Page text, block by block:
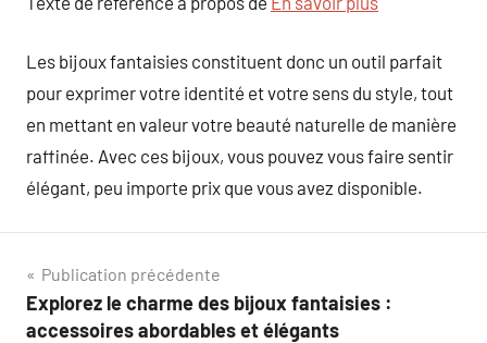
Les bijoux fantaisies constituent donc un outil parfait
pour exprimer votre identité et votre sens du style, tout
en mettant en valeur votre beauté naturelle de manière
raffinée. Avec ces bijoux, vous pouvez vous faire sentir
élégant, peu importe prix que vous avez disponible.
Navigation
de
Publication précédente
Explorez le charme des bijoux fantaisies :
accessoires abordables et élégants